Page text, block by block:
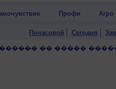
Профи Агро
Почасовой Сегодня
�� �����